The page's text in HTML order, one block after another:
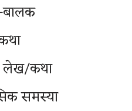
लेख/कथा
समस्या